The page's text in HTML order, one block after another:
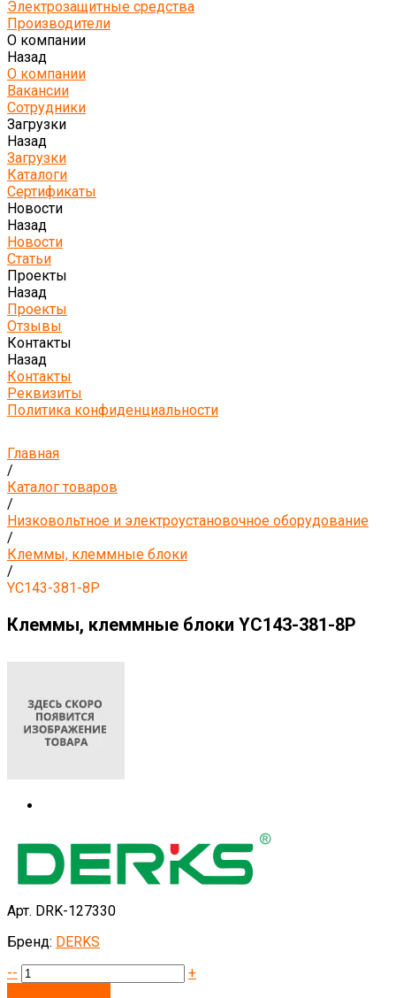
Электрозащитные средства
Производители
О компании
Назад
О компании
Вакансии
Сотрудники
Загрузки
Назад
Загрузки
Каталоги
Сертификаты
Новости
Назад
Новости
Статьи
Проекты
Назад
Проекты
Отзывы
Контакты
Назад
Контакты
Реквизиты
Политика конфиденциальности
Главная
/
Каталог товаров
/
Низковольтное и электроустановочное оборудование
/
Клеммы, клеммные блоки
/
YC143-381-8P
Клеммы, клеммные блоки YC143-381-8P
Арт. DRK-127330
Бренд: DERKS
--
+